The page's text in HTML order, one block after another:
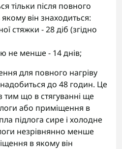
тільки після повного
він знаходиться:
стяжки - 28 діб (згідно
не менше - 14 днів;
для повного нагріву
до 48 годин. Це
що в стягуванні ще
або приміщення в
підлога сире і холодне
незрівнянно менше
в якому він